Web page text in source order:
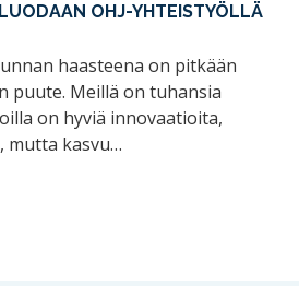
OHJ-YHTEISTYÖLLÄ
haasteena on pitkään
puute. Meillä on tuhansia
on hyviä innovaatioita,
mutta kasvu…